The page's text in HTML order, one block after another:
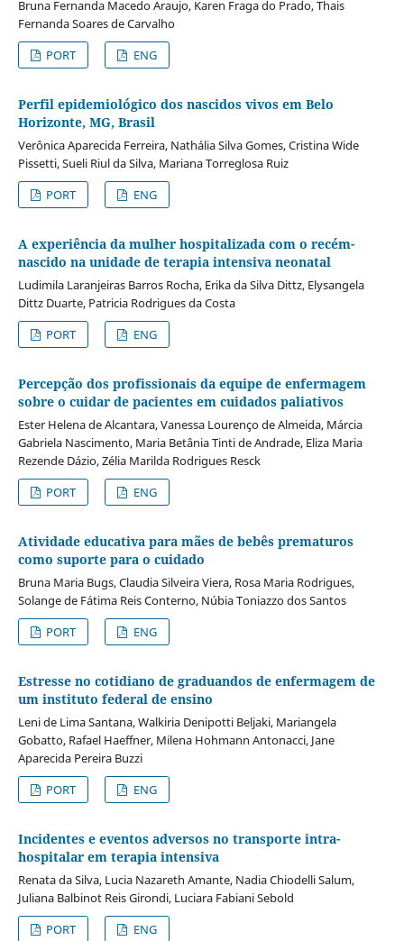
Bruna Fernanda Macedo Araujo, Karen Fraga do Prado, Thais
Fernanda Soares de Carvalho
PORT
ENG
Perfil epidemiológico dos nascidos vivos em Belo
Horizonte, MG, Brasil
Verônica Aparecida Ferreira, Nathália Silva Gomes, Cristina Wide
Pissetti, Sueli Riul da Silva, Mariana Torreglosa Ruiz
PORT
ENG
A experiência da mulher hospitalizada com o recém-
nascido na unidade de terapia intensiva neonatal
Ludimila Laranjeiras Barros Rocha, Erika da Silva Dittz, Elysangela
Dittz Duarte, Patricia Rodrigues da Costa
PORT
ENG
Percepção dos profissionais da equipe de enfermagem
sobre o cuidar de pacientes em cuidados paliativos
Ester Helena de Alcantara, Vanessa Lourenço de Almeida, Márcia
Gabriela Nascimento, Maria Betânia Tinti de Andrade, Eliza Maria
Rezende Dázio, Zélia Marilda Rodrigues Resck
PORT
ENG
Atividade educativa para mães de bebês prematuros
como suporte para o cuidado
Bruna Maria Bugs, Claudia Silveira Viera, Rosa Maria Rodrigues,
Solange de Fátima Reis Conterno, Núbia Toniazzo dos Santos
PORT
ENG
Estresse no cotidiano de graduandos de enfermagem de
um instituto federal de ensino
Leni de Lima Santana, Walkiria Denipotti Beljaki, Mariangela
Gobatto, Rafael Haeffner, Milena Hohmann Antonacci, Jane
Aparecida Pereira Buzzi
PORT
ENG
Incidentes e eventos adversos no transporte intra-
hospitalar em terapia intensiva
Renata da Silva, Lucia Nazareth Amante, Nadia Chiodelli Salum,
Juliana Balbinot Reis Girondi, Luciara Fabiani Sebold
PORT
ENG